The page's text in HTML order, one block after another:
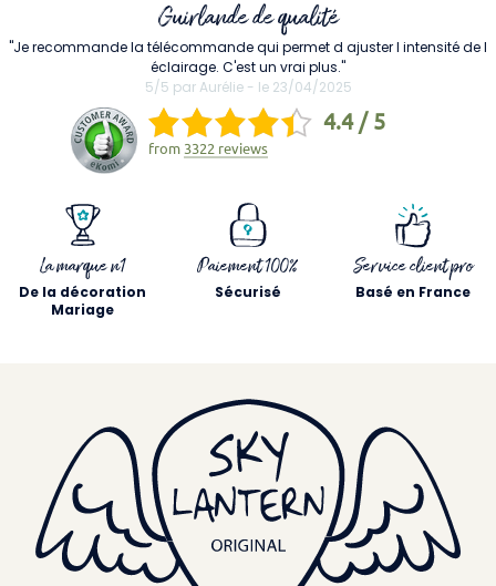
La marque n1
De la décoration
Mariage
Paiement 100%
Sécurisé
Service client pro
Basé en France
Guirlande de qualité
"Je recommande la télécommande qui permet d ajuster l intensité de l
éclairage. C'est un vrai plus."
5/5 par Aurélie - le 23/04/2025
4.4 / 5
from 3322 reviews